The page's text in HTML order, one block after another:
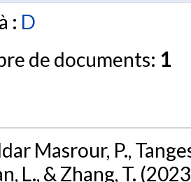
: D
de documents: 1
Masrour, P.,
L., & Zhang, T.